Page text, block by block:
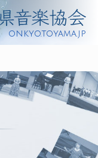
onkyo.toyama.jp